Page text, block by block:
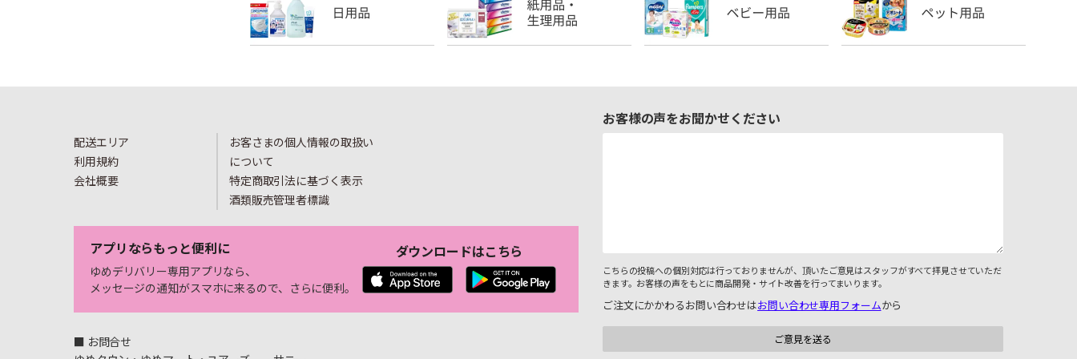
配送エリア
利用規約
会社概要
お客さまの個人情報の取扱い
について
特定商取引法に基づく表示
酒類販売管理者標識
アプリならもっと便利に
ゆめデリバリー専用アプリなら、
メッセージの通知がスマホに来るので、さらに便利。
ダウンロードはこちら
■ お問合せ
お客様の声をお聞かせください
こちらの投稿への個別対応は行っておりませんが、頂いたご意見はスタッフがすべて拝見させていただ
きます。お客様の声をもとに商品開発・サイト改善を行ってまいります。
ご注文にかかわるお問い合わせはお問い合わせ専用フォームから